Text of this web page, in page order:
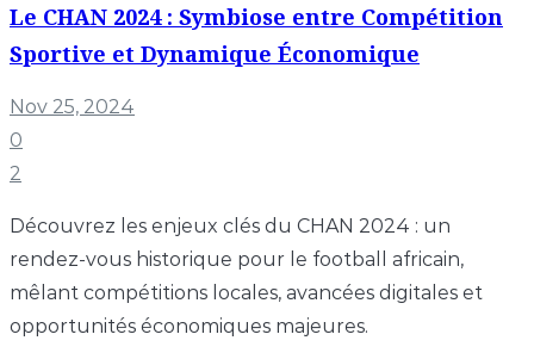
Le CHAN 2024 : Symbiose entre Compétition
Sportive et Dynamique Économique
Nov 25, 2024
0
2
Découvrez les enjeux clés du CHAN 2024 : un
rendez-vous historique pour le football africain,
mêlant compétitions locales, avancées digitales et
opportunités économiques majeures.